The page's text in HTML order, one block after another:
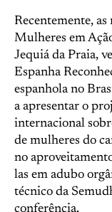
Recentemente, as
Mulheres em
Jequiá da Praia,
Espanha
espanhola no
a apresentar o
internacional
de mulheres do
no
las em adubo
técnico da
conferência.